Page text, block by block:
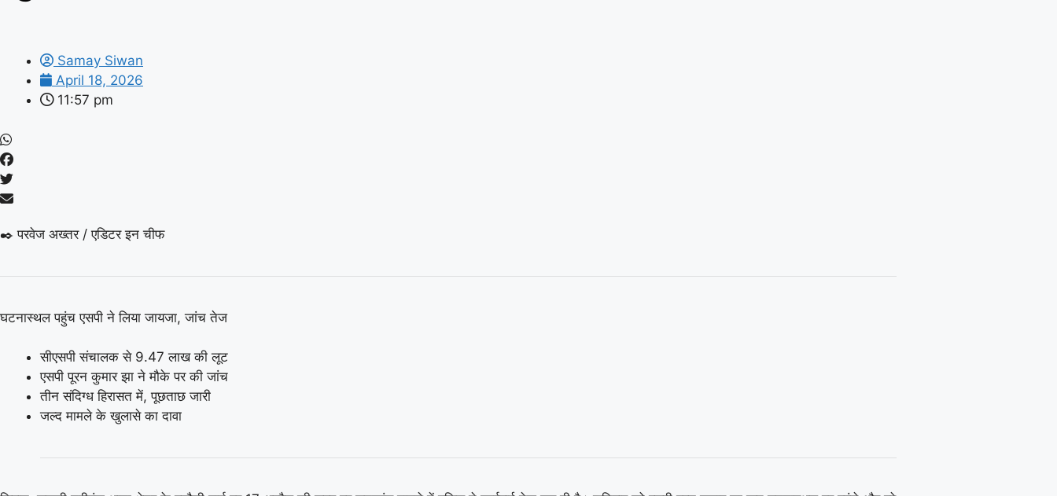
Samay Siwan
April 18, 2026
11:57 pm
✒️ परवेज अख्तर / एडिटर इन चीफ
घटनास्थल पहुंच एसपी ने लिया जायजा, जांच तेज
सीएसपी संचालक से 9.47 लाख की लूट
एसपी पूरन कुमार झा ने मौके पर की जांच
तीन संदिग्ध हिरासत में, पूछताछ जारी
जल्द मामले के खुलासे का दावा